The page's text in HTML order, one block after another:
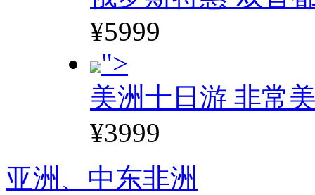
¥5999
">
美洲十日游 非常
¥3999
亚洲、 中东非洲